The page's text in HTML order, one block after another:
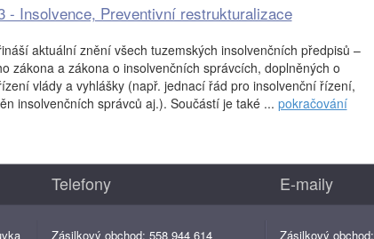
- Insolvence, Preventivní restrukturalizace
aktuální znění všech tuzemských insolvenčních předpisů –
zákona a zákona o insolvenčních správcích, doplněných o
vlády a vyhlášky (např. jednací řád pro insolvenční řízení,
insolvenčních správců aj.). Součástí je také ... pokračování
Telefony
Zásilkový obchod: 558 944 614
E-maily
Zásilkový obchod: